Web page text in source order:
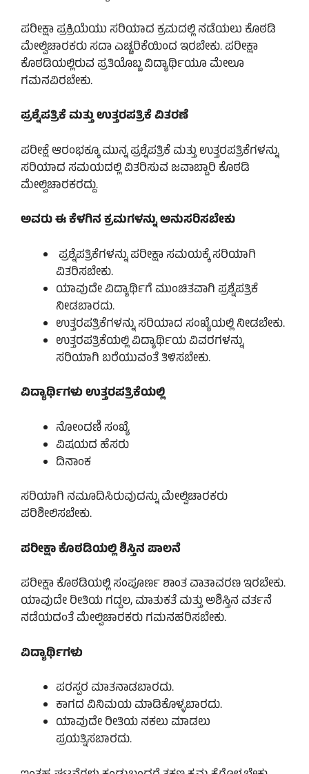
ಪರೀಕ್ಷಾ ಪ್ರಕ್ರಿಯೆಯು ಸರಿಯಾದ ಕ್ರಮದಲ್ಲಿ ನಡೆಯಲು ಕೊಠಡಿ
ಮೇಲ್ವಿಚಾರಕರು ಸದಾ ಎಚ್ಚರಿಕೆಯಿಂದ ಇರಬೇಕು. ಪರೀಕ್ಷಾ
ಕೊಠಡಿಯಲ್ಲಿರುವ ಪ್ರತಿಯೊಬ್ಬ ವಿದ್ಯಾರ್ಥಿಯೂ ಮೇಲೂ
ಗಮನವಿರಬೇಕು.
ಪ್ರಶ್ನೆಪತ್ರಿಕೆ ಮತ್ತು ಉತ್ತರಪತ್ರಿಕೆ ವಿತರಣೆ
ಪರೀಕ್ಷೆ ಆರಂಭಕ್ಕೂ ಮುನ್ನ ಪ್ರಶ್ನೆಪತ್ರಿಕೆ ಮತ್ತು ಉತ್ತರಪತ್ರಿಕೆಗಳನ್ನು
ಸರಿಯಾದ ಸಮಯದಲ್ಲಿ ವಿತರಿಸುವ ಜವಾಬ್ದಾರಿ ಕೊಠಡಿ
ಮೇಲ್ವಿಚಾರಕರದ್ದು.
ಅವರು ಈ ಕೆಳಗಿನ ಕ್ರಮಗಳನ್ನು ಅನುಸರಿಸಬೇಕು
ಪ್ರಶ್ನೆಪತ್ರಿಕೆಗಳನ್ನು ಪರೀಕ್ಷಾ ಸಮಯಕ್ಕೆ ಸರಿಯಾಗಿ
ವಿತರಿಸಬೇಕು.
ಯಾವುದೇ ವಿದ್ಯಾರ್ಥಿಗೆ ಮುಂಚಿತವಾಗಿ ಪ್ರಶ್ನೆಪತ್ರಿಕೆ
ನೀಡಬಾರದು.
ಉತ್ತರಪತ್ರಿಕೆಗಳನ್ನು ಸರಿಯಾದ ಸಂಖ್ಯೆಯಲ್ಲಿ ನೀಡಬೇಕು.
ಉತ್ತರಪತ್ರಿಕೆಯಲ್ಲಿ ವಿದ್ಯಾರ್ಥಿಯ ವಿವರಗಳನ್ನು
ಸರಿಯಾಗಿ ಬರೆಯುವಂತೆ ತಿಳಿಸಬೇಕು.
ವಿದ್ಯಾರ್ಥಿಗಳು ಉತ್ತರಪತ್ರಿಕೆಯಲ್ಲಿ
ನೋಂದಣಿ ಸಂಖ್ಯೆ
ವಿಷಯದ ಹೆಸರು
ದಿನಾಂಕ
ಸರಿಯಾಗಿ ನಮೂದಿಸಿರುವುದನ್ನು ಮೇಲ್ವಿಚಾರಕರು
ಪರಿಶೀಲಿಸಬೇಕು.
ಪರೀಕ್ಷಾ ಕೊಠಡಿಯಲ್ಲಿ ಶಿಸ್ತಿನ ಪಾಲನೆ
ಪರೀಕ್ಷಾ ಕೊಠಡಿಯಲ್ಲಿ ಸಂಪೂರ್ಣ ಶಾಂತ ವಾತಾವರಣ ಇರಬೇಕು.
ಯಾವುದೇ ರೀತಿಯ ಗದ್ದಲ, ಮಾತುಕತೆ ಮತ್ತು ಅಶಿಸ್ತಿನ ವರ್ತನೆ
ನಡೆಯದಂತೆ ಮೇಲ್ವಿಚಾರಕರು ಗಮನಹರಿಸಬೇಕು.
ವಿದ್ಯಾರ್ಥಿಗಳು
ಪರಸ್ಪರ ಮಾತನಾಡಬಾರದು.
ಕಾಗದ ವಿನಿಮಯ ಮಾಡಿಕೊಳ್ಳಬಾರದು.
ಯಾವುದೇ ರೀತಿಯ ನಕಲು ಮಾಡಲು
ಪ್ರಯತ್ನಿಸಬಾರದು.